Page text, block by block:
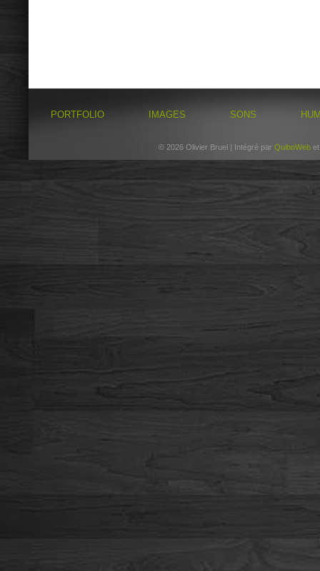
PORTFOLIO IMAGES SONS
© 2026 Olivier Bruel | Intégré par QuiboWeb